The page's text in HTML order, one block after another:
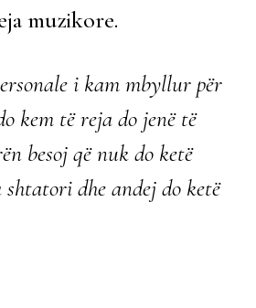
muzikore.
i kam mbyllur për
kem të reja do jenë të
besoj që nuk do ketë
dhe andej do ketë